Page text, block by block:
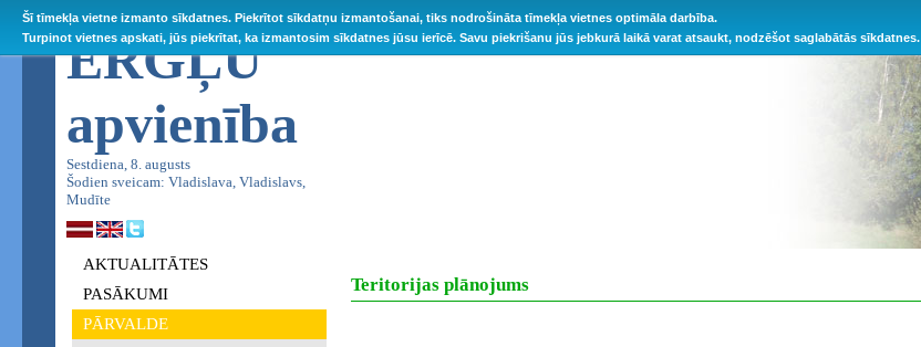
Šī tīmekļa vietne izmanto sīkdatnes. Piekrītot sīkdatņu izmantošanai, tiks nodrošināta tīmekļa vietnes optimāla darbība.
Turpinot vietnes apskati, jūs piekrītat, ka izmantosim sīkdatnes jūsu ierīcē. Savu piekrišanu jūs jebkurā laikā varat atsaukt, nodzēšot saglabātās sīkdatnes.
ĒRGĻU
apvienība
Sestdiena, 8. augusts
Šodien sveicam: Vladislava, Vladislavs,
Mudīte
AKTUALITĀTES
PASĀKUMI
PĀRVALDE
Teritorijas plānojums